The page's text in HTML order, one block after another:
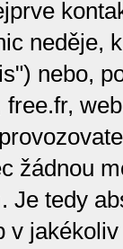
neděje,
nebo,
žádnou
Je tedy
v